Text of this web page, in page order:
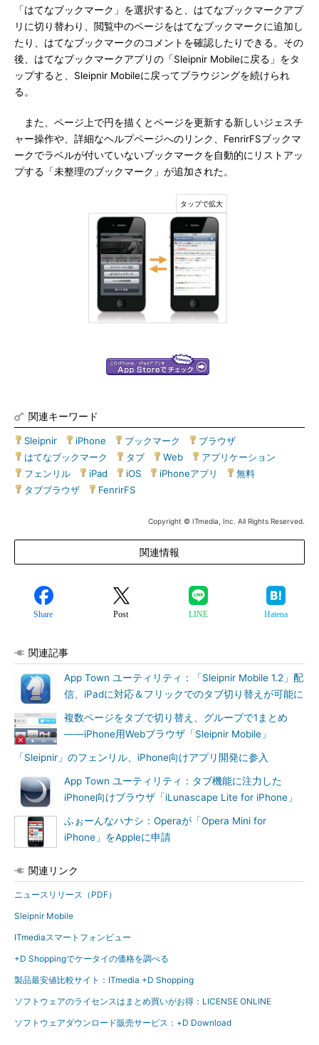
「はてなブックマーク」を選択すると、はてなブックマークアプ
リに切り替わり、閲覧中のページをはてなブックマークに追加し
たり、はてなブックマークのコメントを確認したりできる。その
後、はてなブックマークアプリの「Sleipnir Mobileに戻る」をタ
ップすると、Sleipnir Mobileに戻ってブラウジングを続けられ
る。
また、ページ上で円を描くとページを更新する新しいジェスチ
ャー操作や、詳細なヘルプページへのリンク、FenrirFSブックマ
ークでラベルが付いていないブックマークを自動的にリストアッ
プする「未整理のブックマーク」が追加された。
関連キーワード
Sleipnir iPhone ブックマーク ブラウザ
はてなブックマーク
タブ Web アプリケーション
フェンリル
iPad iOS iPhoneアプリ 無料
タブブラウザ
FenrirFS
Copyright © ITmedia, Inc. All Rights Reserved.
関連情報
Share Post LINE Hatena
関連記事
App Town ユーティリティ：「Sleipnir Mobile 1.2」配
信、iPadに対応＆フリックでのタブ切り替えが可能に
複数ページをタブで切り替え、グループで1まとめ
――iPhone用Webブラウザ「Sleipnir Mobile」
「Sleipnir」のフェンリル、iPhone向けアプリ開発に参入
App Town ユーティリティ：タブ機能に注力した
iPhone向けブラウザ「iLunascape Lite for iPhone」
ふぉーんなハナシ：Operaが「Opera Mini for
iPhone」をAppleに申請
関連リンク
ニュースリリース（PDF）
Sleipnir Mobile
ITmediaスマートフォンビュー
+D Shoppingでケータイの価格を調べる
製品最安値比較サイト：ITmedia +D Shopping
ソフトウェアのライセンスはまとめ買いがお得：LICENSE ONLINE
ソフトウェアダウンロード販売サービス：+D Download